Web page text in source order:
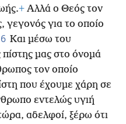
+ Αλλά ο Θεός τον
γεγονός για το οποίο
Και μέσω του
μας στο όνομά
τον οποίο
που έχουμε χάρη σε
εντελώς υγιή
αδελφοί, ξέρω ότι